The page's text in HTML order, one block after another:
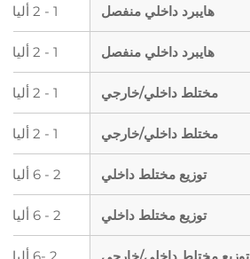
هايبرد داخلي منفصل 1 - 2 ألياف
هايبرد داخلي منفصل 1 - 2 ألياف
مختلط داخلي/خارجي 1 - 2 ألياف
مختلط داخلي/خارجي 1 - 2 ألياف
توزيع مختلط داخلي 2 - 6 ألياف
توزيع مختلط داخلي 2 - 6 ألياف